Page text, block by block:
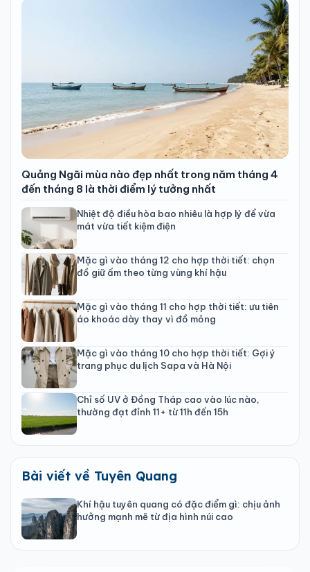
Quảng Ngãi mùa nào đẹp nhất trong năm tháng 4
đến tháng 8 là thời điểm lý tưởng nhất
Nhiệt độ điều hòa bao nhiêu là hợp lý để vừa
mát vừa tiết kiệm điện
Mặc gì vào tháng 12 cho hợp thời tiết: chọn
đồ giữ ấm theo từng vùng khí hậu
Mặc gì vào tháng 11 cho hợp thời tiết: ưu tiên
áo khoác dày thay vì đồ mỏng
Mặc gì vào tháng 10 cho hợp thời tiết: Gợi ý
trang phục du lịch Sapa và Hà Nội
Chỉ số UV ở Đồng Tháp cao vào lúc nào,
thường đạt đỉnh 11+ từ 11h đến 15h
Bài viết về Tuyên Quang
Khí hậu tuyên quang có đặc điểm gì: chịu ảnh
hưởng mạnh mẽ từ địa hình núi cao